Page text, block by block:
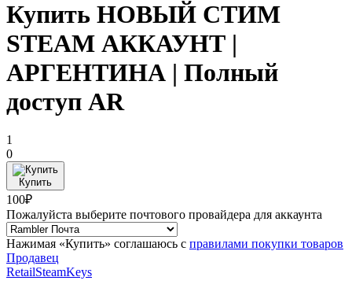
Купить НОВЫЙ СТИМ
STEAM АККАУНТ |
АРГЕНТИНА | Полный
доступ AR
1
0
Купить
100₽
Пожалуйста выберите почтового провайдера для аккаунта
Нажимая «Купить» соглашаюсь с правилами покупки товаров
Продавец
RetailSteamKeys